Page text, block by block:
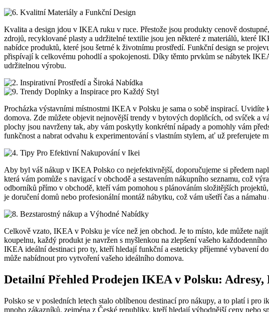
Kvalita a design jdou v IKEA ruku v ruce. Přestože jsou produkty cenově
zdrojů, recyklované plasty a udržitelné textilie jsou jen některé z materiálů, které
nabídce produktů, které jsou šetrné k životnímu prostředí. Funkční design se
přispívají k celkovému pohodlí a spokojenosti. Díky těmto prvkům se nábytek
udržitelnou výrobu.
Procházka výstavními místnostmi IKEA v Polsku je sama o sobě inspirací.
domova. Zde můžete objevit nejnovější trendy v bytových doplňcích, od svíček a
plochy jsou navrženy tak, aby vám poskytly konkrétní nápady a pomohly vám
funkčnost a nabrat odvahu k experimentování s vlastním stylem, ať už preferujete
Aby byl váš nákup v IKEA Polsko co nejefektivnější, doporučujeme si předem
která vám pomůže s navigací v obchodě a sestavením nákupního seznamu, což
odborníků přímo v obchodě, kteří vám pomohou s plánováním složitějších
je doručení domů nebo profesionální montáž nábytku, což vám ušetří čas a
Celkově vzato, IKEA v Polsku je více než jen obchod. Je to místo, kde můžete
koupelnu, každý produkt je navržen s myšlenkou na zlepšení vašeho
IKEA ideální destinaci pro ty, kteří hledají funkční a esteticky příjemné vybavení
může nabídnout pro vytvoření vašeho ideálního domova.
Detailní Přehled Prodejen IKEA v Polsku: Adresy,
Polsko se v posledních letech stalo oblíbenou destinací pro nákupy, a to platí i
mnoho zákazníků, zejména z České republiky, kteří hledají výhodnější ceny